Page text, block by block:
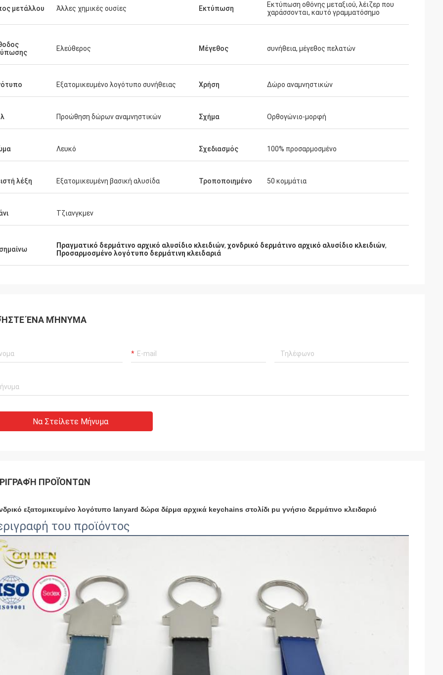
μετάλλου Άλλες χημικές ουσίες Εκτύπωση
Εκτύπωση οθόνης μεταξιού, λέιζερ που
χαράσσονται, καυτό γραμματόσημο
Ελεύθερος Μέγεθος συνήθεια, μέγεθος πελατών
Εξατομικευμένο λογότυπο συνήθειας Χρήση Δώρο αναμνηστικών
Προώθηση δώρων αναμνηστικών Σχήμα Ορθογώνιο-μορφή
Λευκό Σχεδιασμός 100% προσαρμοσμένο
λέξη Εξατομικευμένη βασική αλυσίδα Τροποποιημένο 50 κομμάτια
Τζιανγκμεν
Πραγματικό δερμάτινο αρχικό αλυσίδιο κλειδιών, χονδρικό δερμάτινο αρχικό αλυσίδιο κλειδιών,
Προσαρμοσμένο λογότυπο δερμάτινη κλειδαριά
ΈΝΑ ΜΉΝΥΜΑ
Να Στείλετε Μήνυμα
ΠΡΟΪΌΝΤΩΝ
εξατομικευμένο λογότυπο lanyard δώρα δέρμα αρχικά keychains στολίδι pu γνήσιο δερμάτινο κλειδαριό
του προϊόντος